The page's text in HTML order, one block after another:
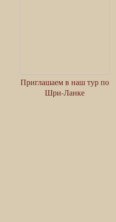
Приглашаем в наш тур по
Шри-Ланке